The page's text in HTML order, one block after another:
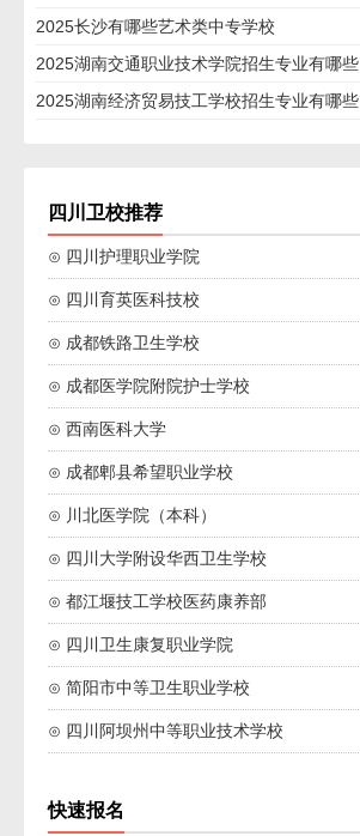
2025长沙有哪些艺术类中专学校
2025湖南交通职业技术学院招生专业有哪些
2025湖南经济贸易技工学校招生专业有哪些
四川卫校推荐
⊙ 四川护理职业学院
⊙ 四川育英医科技校
⊙ 成都铁路卫生学校
⊙ 成都医学院附院护士学校
⊙ 西南医科大学
⊙ 成都郫县希望职业学校
⊙ 川北医学院（本科）
⊙ 四川大学附设华西卫生学校
⊙ 都江堰技工学校医药康养部
⊙ 四川卫生康复职业学院
⊙ 简阳市中等卫生职业学校
⊙ 四川阿坝州中等职业技术学校
快速报名